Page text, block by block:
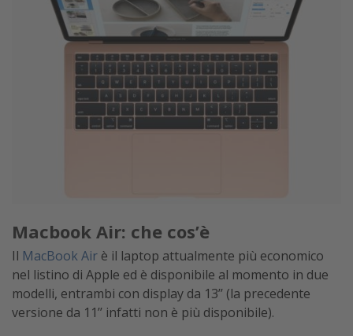
Macbook Air: che cos’è
Il MacBook Air è il laptop attualmente più economico
nel listino di Apple ed è disponibile al momento in due
modelli, entrambi con display da 13’’ (la precedente
versione da 11’’ infatti non è più disponibile).